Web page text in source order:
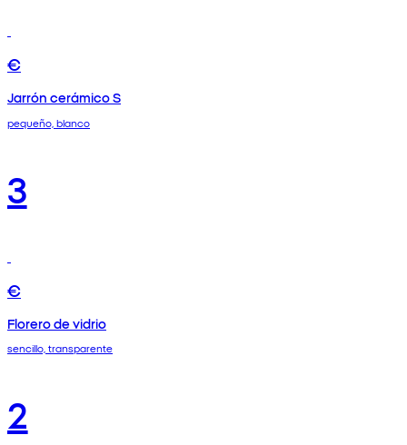
€
Jarrón cerámico S
pequeño, blanco
3
€
Florero de vidrio
sencillo, transparente
2